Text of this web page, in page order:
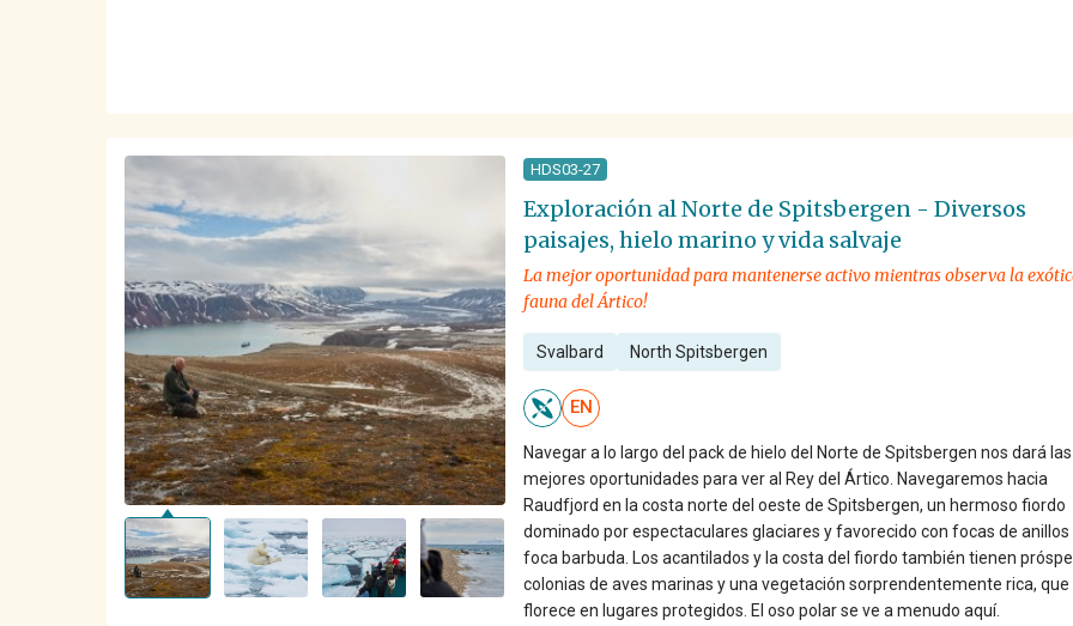
HDS03-27
Exploración al Norte de Spitsbergen - Diversos
paisajes, hielo marino y vida salvaje
La mejor oportunidad para mantenerse activo mientras observa la
fauna del Ártico!
Svalbard North Spitsbergen
EN
Navegar a lo largo del pack de hielo del Norte de Spitsbergen nos dará las
mejores oportunidades para ver al Rey del Ártico. Navegaremos hacia
Raudfjord en la costa norte del oeste de Spitsbergen, un hermoso fiordo
dominado por espectaculares glaciares y favorecido con focas de anillos
foca barbuda. Los acantilados y la costa del fiordo también tienen
colonias de aves marinas y una vegetación sorprendentemente rica, que
florece en lugares protegidos. El oso polar se ve a menudo aquí.